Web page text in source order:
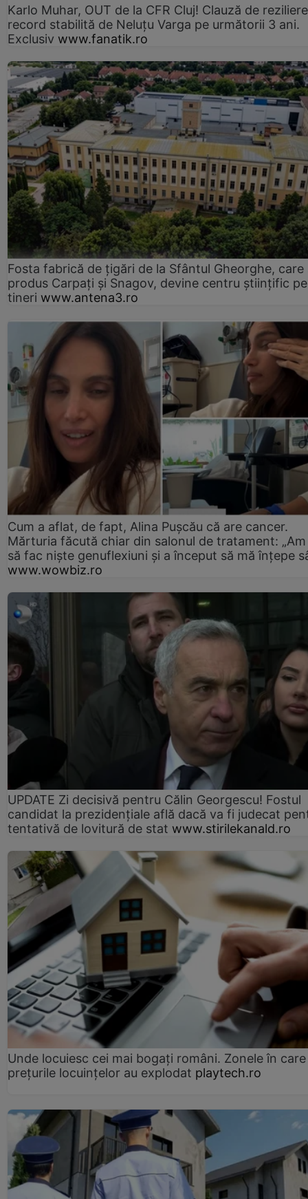
Karlo Muhar, OUT de la CFR Cluj! Clauză de reziliere
record stabilită de Neluțu Varga pe următorii 3 ani.
Exclusiv www.fanatik.ro
Fosta fabrică de țigări de la Sfântul Gheorghe, care
produs Carpați și Snagov, devine centru științific
tineri www.antena3.ro
Cum a aflat, de fapt, Alina Pușcău că are cancer.
Mărturia făcută chiar din salonul de tratament:
să fac niște genuflexiuni și a început să mă înțepe
www.wowbiz.ro
UPDATE Zi decisivă pentru Călin Georgescu! Fostul
candidat la prezidențiale află dacă va fi judecat
tentativă de lovitură de stat www.stirilekanald.ro
Unde locuiesc cei mai bogați români. Zonele în care
prețurile locuințelor au explodat playtech.ro